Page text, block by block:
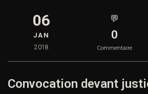
06
JAN
2018
💬
0
Commentaire
Convocation devant